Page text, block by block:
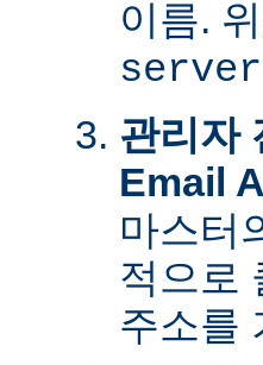
이름.
관리자
Email
마스터
적으로
주소를